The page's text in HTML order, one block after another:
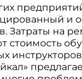
и
Затраты на
стоимость